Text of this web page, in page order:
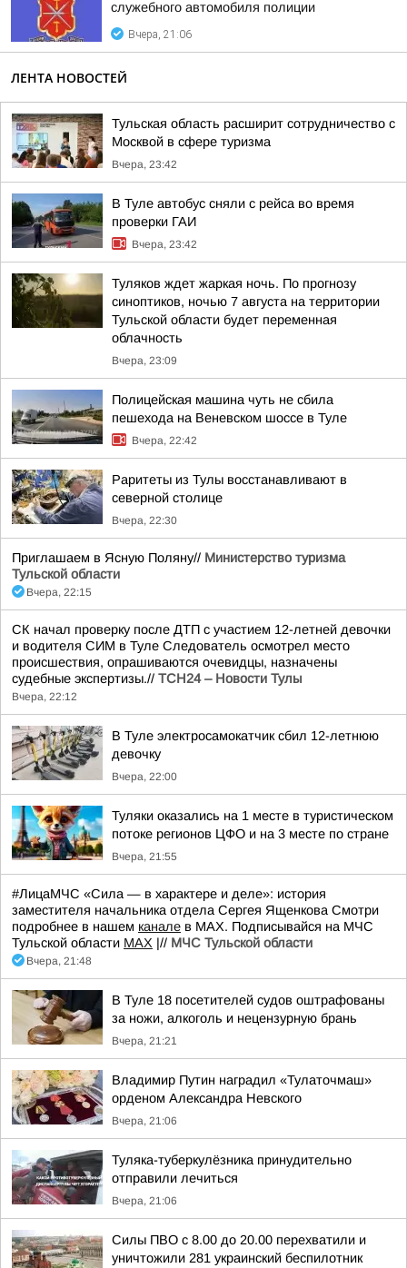
служебного автомобиля полиции
Вчера, 21:06
ЛЕНТА НОВОСТЕЙ
Тульская область расширит сотрудничество с
Москвой в сфере туризма
Вчера, 23:42
В Туле автобус сняли с рейса во время
проверки ГАИ
Вчера, 23:42
Туляков ждет жаркая ночь. По прогнозу
синоптиков, ночью 7 августа на территории
Тульской области будет переменная
облачность
Вчера, 23:09
Полицейская машина чуть не сбила
пешехода на Веневском шоссе в Туле
Вчера, 22:42
Раритеты из Тулы восстанавливают в
северной столице
Вчера, 22:30
Приглашаем в Ясную Поляну// Министерство туризма
Тульской области
Вчера, 22:15
СК начал проверку после ДТП с участием 12-летней девочки
и водителя СИМ в Туле Следователь осмотрел место
происшествия, опрашиваются очевидцы, назначены
судебные экспертизы.// ТСН24 – Новости Тулы
Вчера, 22:12
В Туле электросамокатчик сбил 12-летнюю
девочку
Вчера, 22:00
Туляки оказались на 1 месте в туристическом
потоке регионов ЦФО и на 3 месте по стране
Вчера, 21:55
#ЛицаМЧС «Сила — в характере и деле»: история
заместителя начальника отдела Сергея Ященкова Смотри
подробнее в нашем канале в МАХ. Подписывайся на МЧС
Тульской области MAX |// МЧС Тульской области
Вчера, 21:48
В Туле 18 посетителей судов оштрафованы
за ножи, алкоголь и нецензурную брань
Вчера, 21:21
Владимир Путин наградил «Тулаточмаш»
орденом Александра Невского
Вчера, 21:06
Туляка-туберкулёзника принудительно
отправили лечиться
Вчера, 21:06
Силы ПВО с 8.00 до 20.00 перехватили и
уничтожили 281 украинский беспилотник